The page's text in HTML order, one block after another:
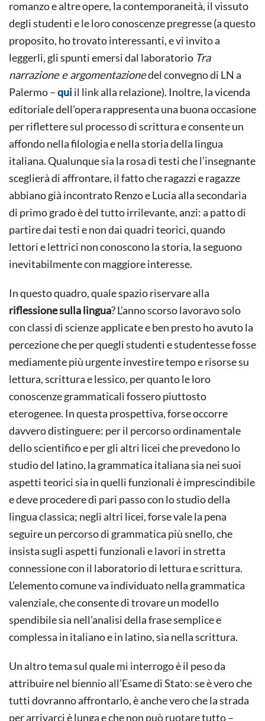
romanzo e altre opere, la contemporaneità, il vissuto
degli studenti e le loro conoscenze pregresse (a questo
proposito, ho trovato interessanti, e vi invito a
leggerli, gli spunti emersi dal laboratorio Tra
narrazione e argomentazionedel convegno di LN a
Palermo –quiil link alla relazione). Inoltre, la vicenda
editoriale dell’opera rappresenta una buona occasione
per riflettere sul processo di scrittura e consente un
affondo nella filologia e nella storia della lingua
italiana. Qualunque sia la rosa di testi che l’insegnante
sceglierà di affrontare, il fatto che ragazzi e ragazze
abbiano già incontrato Renzo e Lucia alla secondaria
di primo grado è del tutto irrilevante, anzi: a patto di
partire dai testi e non dai quadri teorici, quando
lettori e lettrici non conoscono la storia, la seguono
inevitabilmente con maggiore interesse.
In questo quadro, quale spazio riservare alla
riflessione sulla lingua? L’anno scorso lavoravo solo
con classi di scienze applicate e ben presto ho avuto la
percezione che per quegli studenti e studentesse fosse
mediamente più urgente investire tempo e risorse su
lettura, scrittura e lessico, per quanto le loro
conoscenze grammaticali fossero piuttosto
eterogenee. In questa prospettiva, forse occorre
davvero distinguere: per il percorso ordinamentale
dello scientifico e per gli altri licei che prevedono lo
studio del latino, la grammatica italiana sia nei suoi
aspetti teorici sia in quelli funzionali è imprescindibile
e deve procedere di pari passo con lo studio della
lingua classica; negli altri licei, forse vale la pena
seguire un percorso di grammatica più snello, che
insista sugli aspetti funzionali e lavori in stretta
connessione con il laboratorio di lettura e scrittura.
L’elemento comune va individuato nella grammatica
valenziale, che consente di trovare un modello
spendibile sia nell’analisi della frase semplice e
complessa in italiano e in latino, sia nella scrittura.
Un altro tema sul quale mi interrogo è il peso da
attribuire nel biennio all’Esame di Stato: se è vero che
tutti dovranno affrontarlo, è anche vero che la strada
per arrivarci è lunga e che non può ruotare tutto –